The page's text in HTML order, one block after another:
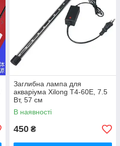
Заглибна лампа для
акваріума Xilong T4-60E, 7.5
Вт, 57 см
В наявності
450 ₴